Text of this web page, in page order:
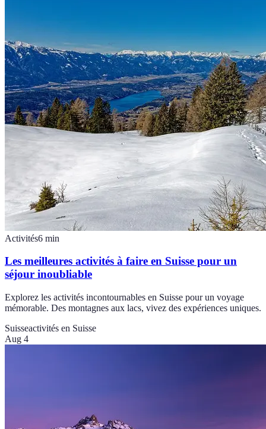
Activités6 min
Les meilleures activités à faire en Suisse pour un
séjour inoubliable
Explorez les activités incontournables en Suisse pour un voyage
mémorable. Des montagnes aux lacs, vivez des expériences uniques.
Suisseactivités en Suisse
Aug 4